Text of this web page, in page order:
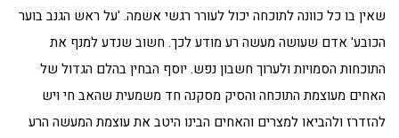
שאין בו כל כוונה לתוכחה יכול לעורר רגשי אשמה. 'על ראש הגנב בוער
הכובע' אדם שעושה מעשה רע מודע לכך. חשוב שנדע למנף את
התוכחות הסמויות ולערוך חשבון נפש. יוסף הבחין בהלם הגדול של
האחים מעוצמת התוכחה והסיק מסקנה חד משמעית שהאב חי ויש
להזדרז ולהביאו למצרים והאחים הבינו היטב את עוצמת המעשה הרע